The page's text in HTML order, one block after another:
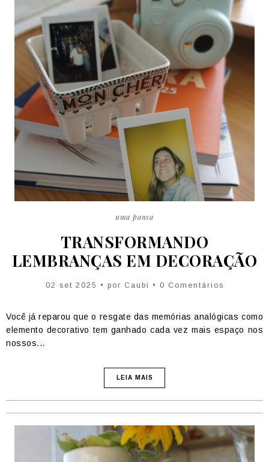
uma pausa
TRANSFORMANDO
LEMBRANÇAS EM DECORAÇÃO
02 set 2025 • por Caubi • 0 Comentários
Você já reparou que o resgate das memórias analógicas como
elemento decorativo tem ganhado cada vez mais espaço nos
nossos...
LEIA MAIS